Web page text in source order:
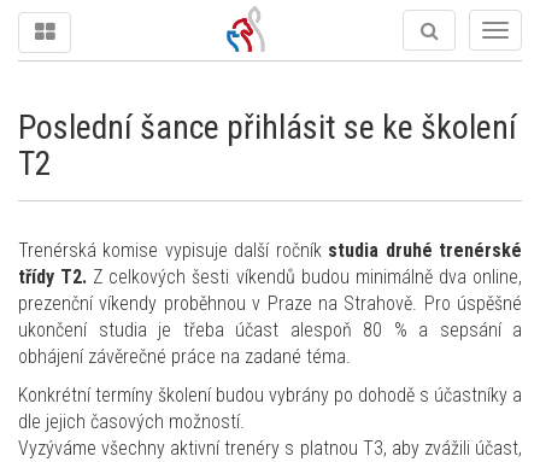
Poslední šance přihlásit se ke školení
T2
Trenérská komise vypisuje další ročník studia druhé trenérské
třídy T2. Z celkových šesti víkendů budou minimálně dva online,
prezenční víkendy proběhnou v Praze na Strahově. Pro úspěšné
ukončení studia je třeba účast alespoň 80 % a sepsání a
obhájení závěrečné práce na zadané téma.
Konkrétní termíny školení budou vybrány po dohodě s účastníky a
dle jejich časových možností.
Vyzýváme všechny aktivní trenéry s platnou T3, aby zvážili účast,